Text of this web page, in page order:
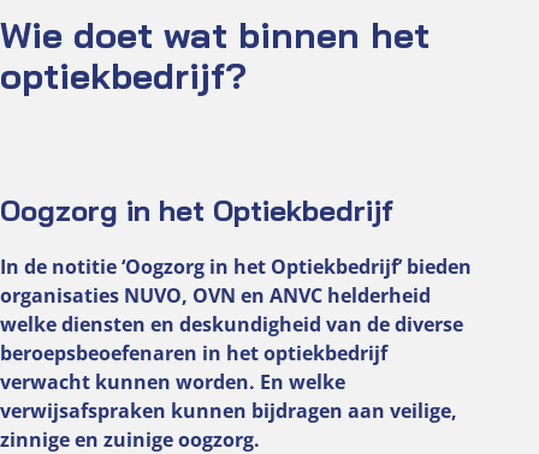
Wie doet wat binnen het
optiekbedrijf?
Oogzorg in het Optiekbedrijf
In de notitie ‘Oogzorg in het Optiekbedrijf’ bieden
organisaties NUVO, OVN en ANVC helderheid
welke diensten en deskundigheid van de diverse
beroepsbeoefenaren in het optiekbedrijf
verwacht kunnen worden. En welke
verwijsafspraken kunnen bijdragen aan veilige,
zinnige en zuinige oogzorg.